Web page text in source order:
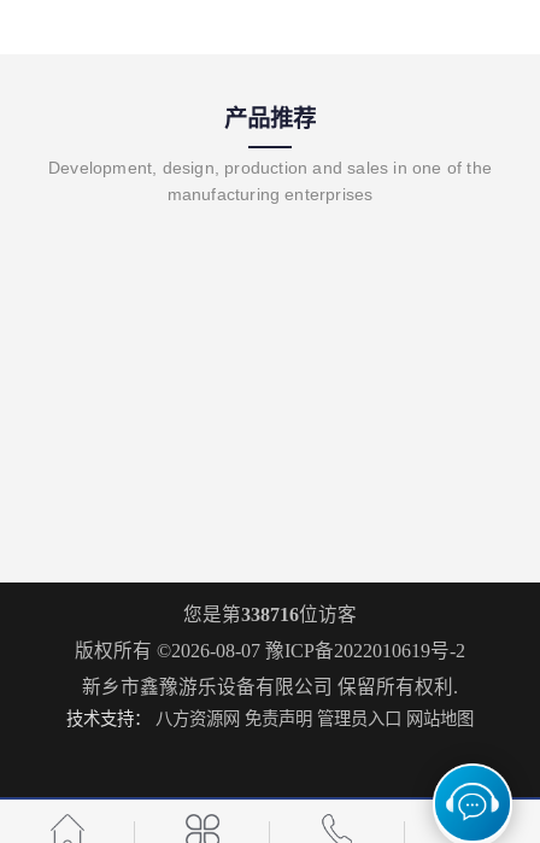
产品推荐
Development, design, production and sales in one of the
manufacturing enterprises
您是第338716位访客
版权所有 ©2026-08-07 豫ICP备2022010619号-2
新乡市鑫豫游乐设备有限公司 保留所有权利.
技术支持： 八方资源网 免责声明 管理员入口 网站地图